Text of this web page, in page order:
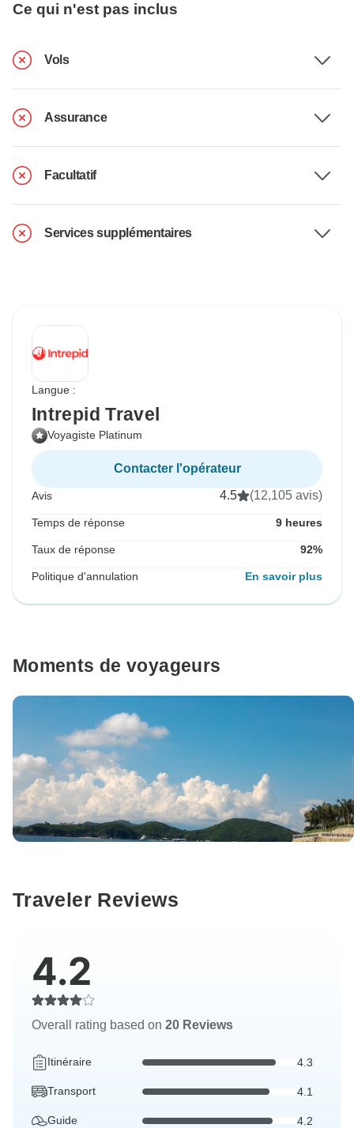
Ce qui n'est pas inclus
Vols
Assurance
Facultatif
Services supplémentaires
Langue :
Intrepid Travel
Voyagiste Platinum
Contacter l'opérateur
Avis 4.5 (12,105 avis)
Temps de réponse 9 heures
Taux de réponse 92%
Politique d'annulation En savoir plus
Moments de voyageurs
Traveler Reviews
4.2
Overall rating based on 20 Reviews
Itinéraire 4.3
Transport 4.1
Guide 4.2